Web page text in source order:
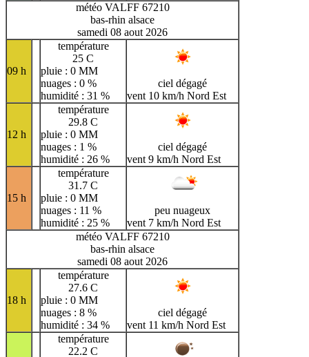
météo VALFF 67210
bas-rhin alsace
samedi 08 aout 2026
09 h
température
25 C
pluie : 0 MM
nuages : 0 %
humidité : 31 %
ciel dégagé
vent 10 km/h Nord Est
12 h
température
29.8 C
pluie : 0 MM
nuages : 1 %
humidité : 26 %
ciel dégagé
vent 9 km/h Nord Est
15 h
température
31.7 C
pluie : 0 MM
nuages : 11 %
humidité : 25 %
peu nuageux
vent 7 km/h Nord Est
météo VALFF 67210
bas-rhin alsace
samedi 08 aout 2026
18 h
température
27.6 C
pluie : 0 MM
nuages : 8 %
humidité : 34 %
ciel dégagé
vent 11 km/h Nord Est
température
22.2 C